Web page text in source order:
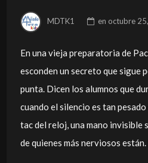
MDTK1 en octubre
En una vieja preparatoria de
esconden un secreto que sigue
punta. Dicen los alumnos que
cuando el silencio es tan
tac del reloj, una mano invisible
de quienes más nerviosos están.